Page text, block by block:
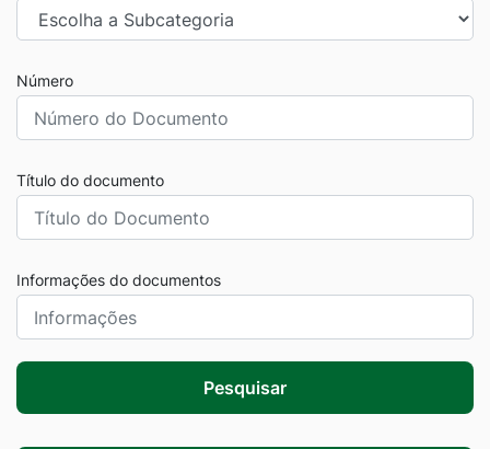
Número
Título do documento
Informações do documentos
Pesquisar